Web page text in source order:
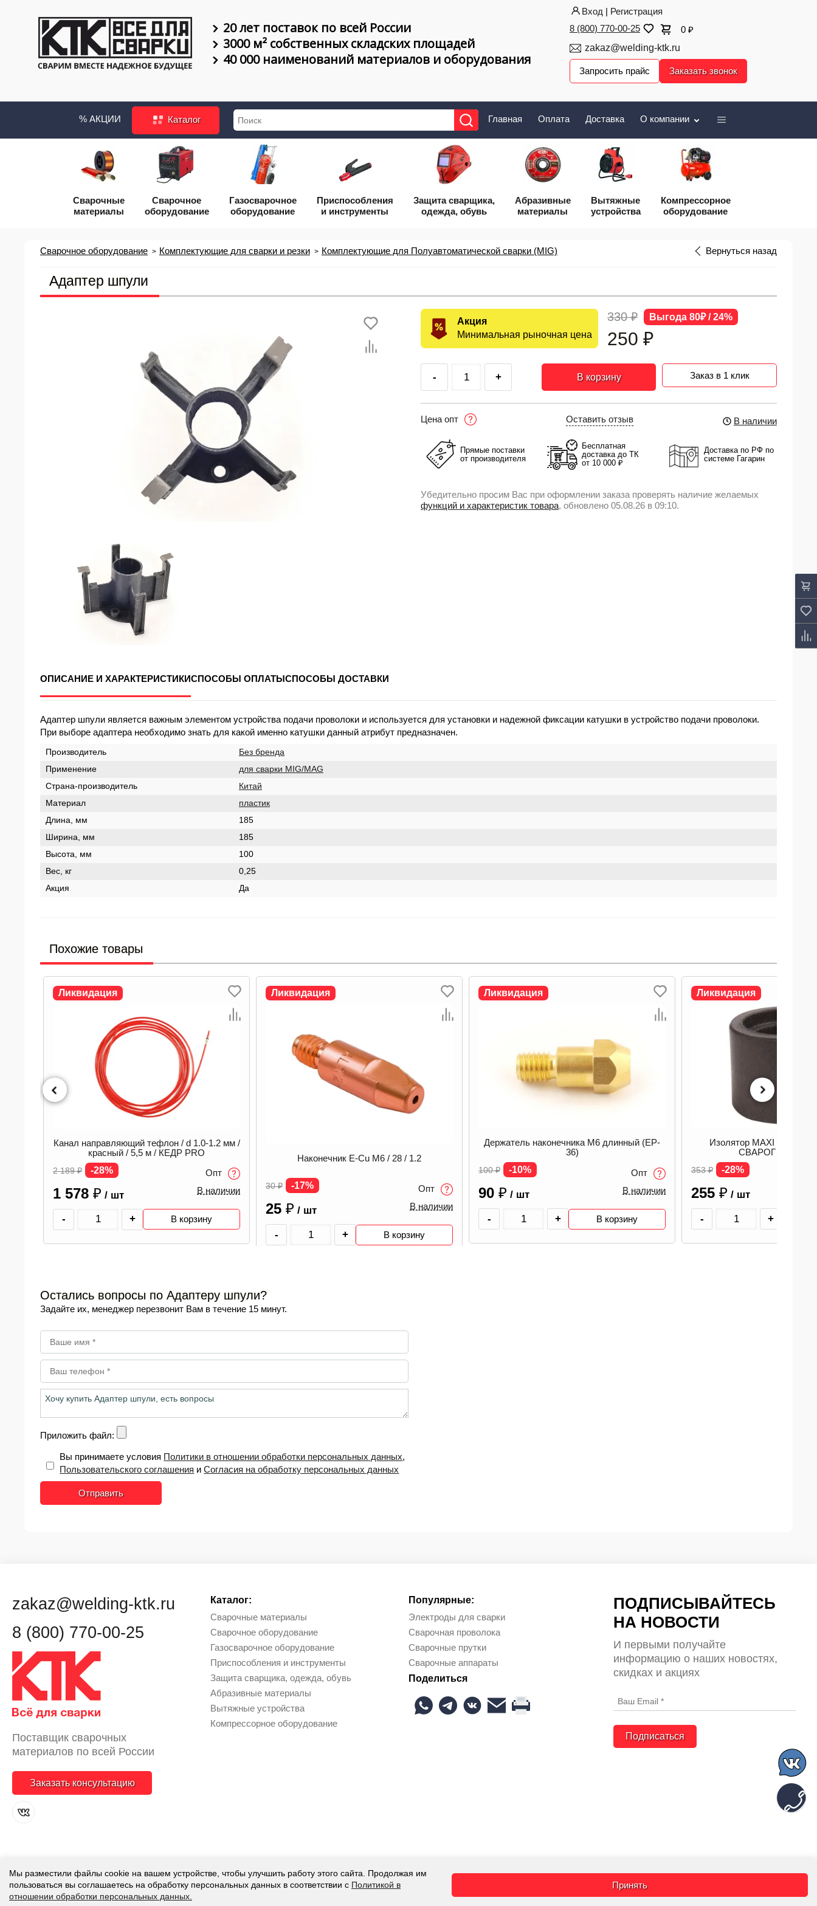
20 лет поставок по всей России
3000 м² собственных складских площадей
40 000 наименований материалов и оборудования
Вход | Регистрация
8 (800) 770-00-25
0 ₽
zakaz@welding-ktk.ru
Запросить прайс Заказать звонок
% АКЦИИ Каталог Главная Оплата Доставка О компании
Сварочные
материалы
Сварочное
оборудование
Газосварочное
оборудование
Приcпособления
и инструменты
Защита сварщика,
одежда, обувь
Абразивные
материалы
Вытяжные
устройства
Компрессорное
оборудование
Вернуться назад
Сварочное оборудование Комплектующие для сварки и резки Комплектующие для Полуавтоматической сварки (MIG)
Адаптер шпули
Акция
Минимальная рыночная цена
330 ₽ Выгода 80₽ / 24%
250 ₽
- + В корзину Заказ в 1 клик
Цена опт Оставить отзыв В наличии
Прямые поставки
от производителя
Бесплатная
доставка до ТК
от 10 000 ₽
Доставка по РФ по
системе Гагарин
Убедительно просим Вас при оформлении заказа проверять наличие желаемых
функций и характеристик товара, обновлено 05.08.26 в 09:10.
ОПИСАНИЕ И ХАРАКТЕРИСТИКИСПОСОБЫ ОПЛАТЫСПОСОБЫ ДОСТАВКИ
Адаптер шпули является важным элементом устройства подачи проволоки и используется для установки и надежной фиксации катушки в устройство подачи проволоки.
При выборе адаптера необходимо знать для какой именно катушки данный атрибут предназначен.
Производитель
Без бренда
Применение
для сварки MIG/MAG
Страна-производитель
Китай
Материал
пластик
Длина, мм
185
Ширина, мм
185
Высота, мм
100
Вес, кг
0,25
Акция
Да
Похожие товары
Ликвидация
Канал направляющий тефлон / d 1.0-1.2 мм /
красный / 5,5 м / КЕДР PRO
2 189₽ -28%
1 578 ₽ / шт
Опт
В наличии
- + В корзину
Ликвидация
Наконечник E-Cu M6 / 28 / 1.2
30₽ -17%
25 ₽ / шт
Опт
В наличии
- + В корзину
Ликвидация
Держатель наконечника М6 длинный (EP-
36)
100₽ -10%
90 ₽ / шт
Опт
В наличии
- + В корзину
Ликвидация
Изолятор MAXI (MS 450)
СВАРОГ
353₽ -28%
255 ₽ / шт
- +
Остались вопросы по Адаптеру шпули?
Задайте их, менеджер перезвонит Вам в течение 15 минут.
Приложить файл:
Вы принимаете условия Политики в отношении обработки персональных данных,
Пользовательского соглашения иСогласия на обработку персональных данных
Отправить
zakaz@welding-ktk.ru
8 (800) 770-00-25
Поставщик сварочных
материалов по всей России
Заказать консультацию
Каталог:
Сварочные материалы
Сварочное оборудование
Газосварочное оборудование
Приcпособления и инструменты
Защита сварщика, одежда, обувь
Абразивные материалы
Вытяжные устройства
Компрессорное оборудование
Популярные:
Электроды для сварки
Сварочная проволока
Сварочные прутки
Сварочные аппараты
Поделиться
ПОДПИСЫВАЙТЕСЬ
НА НОВОСТИ
И первыми получайте
информацию о наших новостях,
скидках и акциях
Подписаться
Мы разместили файлы cookie на вашем устройстве, чтобы улучшить работу этого сайта. Продолжая им
пользоваться вы соглашаетесь на обработку персональных данных в соответствии с Политикой в
отношении обработки персональных данных.
Принять
©КТК - Все для сварки, 2018-2026. Все права защищены.
Представленная на сайте информация носит исключительно информационный характер и ни при каких условиях не является публичной
офертой. Вы принимаете условия Политики в отношении обработки персональных данных,Пользовательского соглашенияиСогласия на